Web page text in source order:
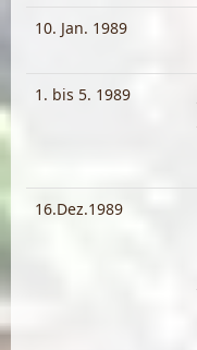
10. Jan. 1989
1. bis 5. 1989
16.Dez.1989